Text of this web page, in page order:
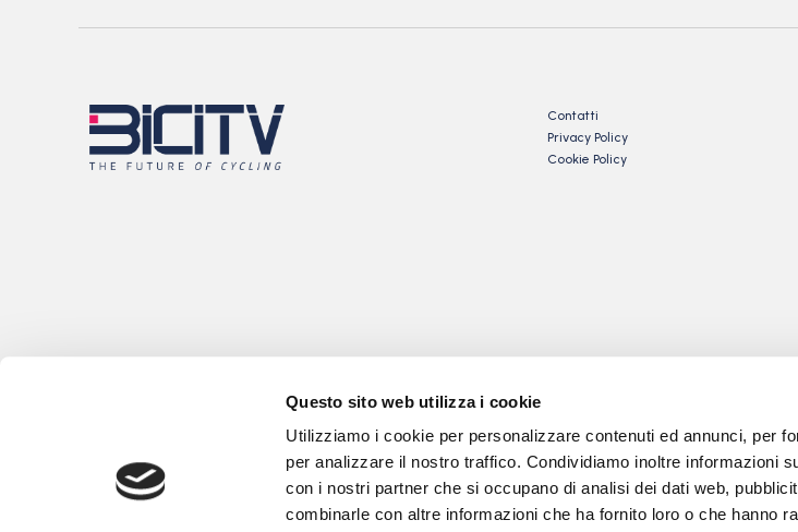
Questo sito web utilizza i cookie
Utilizziamo i cookie per personalizzare contenuti ed annunci, per
per analizzare il nostro traffico. Condividiamo inoltre informazioni
con i nostri partner che si occupano di analisi dei dati web,
combinarle con altre informazioni che ha fornito loro o che hanno
Contatti
Privacy Policy
Cookie Policy